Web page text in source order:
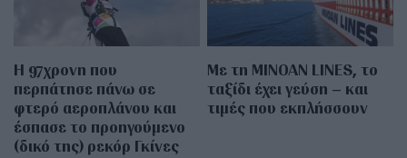
Η 97χρονη που
περπάτησε πάνω σε
φτερό αεροπλάνου και
έσπασε το προηγούμενο
(δικό της) ρεκόρ Γκίνες
Με τη MINOAN LINES, το
ταξίδι έχει γεύση – και
τιμές που εκπλήσσουν